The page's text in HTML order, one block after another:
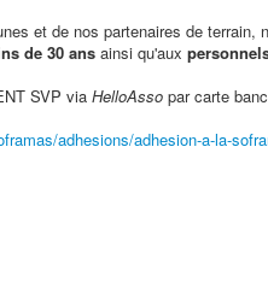
et de nos partenaires de
de 30 ansainsi qu'aux
SVP via HelloAssopar carte
adhesions/adhesion-a-la-